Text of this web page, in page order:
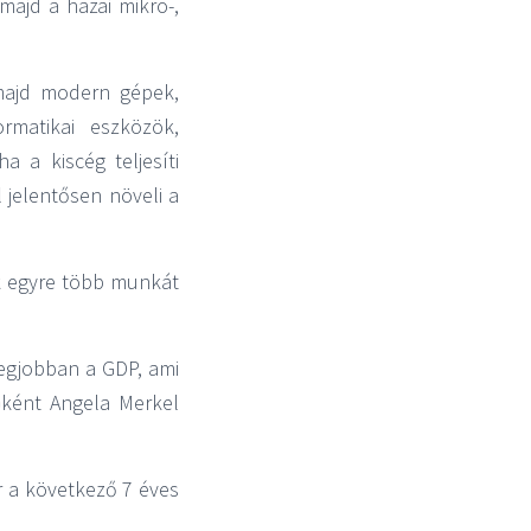
modern gépek,
eszközök,
a kiscég teljesíti
növeli a
egyre több munkát
a GDP, ami
Angela Merkel
következő 7 éves